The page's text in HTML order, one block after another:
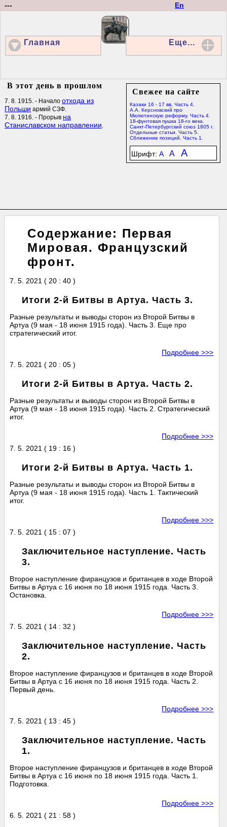
En
---
Главная Еще...
Свежее на сайте
Казаки 16 - 17 вв. Часть 4.
А.А. Керсновский про
Милютинскую реформу. Часть 4.
18-фунтовая пушка 18-го века.
Санкт-Петербургский союз 1805 г.
Отдельные статьи. Часть 5.
Сближение позиций. Часть 1.
Шрифт: A A A
В этот день в прошлом
7. 8. 1915. - Начало отхода из
Польши армий СЗФ.
7. 8. 1916. - Прорыв на
Станиславском направлении.
Содержание: Первая
Мировая. Французский
фронт.
7. 5. 2021 ( 20 : 40 )
Итоги 2-й Битвы в Артуа. Часть 3.
Разные результаты и выводы сторон из Второй Битвы в
Артуа (9 мая - 18 июня 1915 года). Часть 3. Еще про
стратегический итог.
Подробнее >>>
7. 5. 2021 ( 20 : 05 )
Итоги 2-й Битвы в Артуа. Часть 2.
Разные результаты и выводы сторон из Второй Битвы в
Артуа (9 мая - 18 июня 1915 года). Часть 2. Стратегический
итог.
Подробнее >>>
7. 5. 2021 ( 19 : 16 )
Итоги 2-й Битвы в Артуа. Часть 1.
Разные результаты и выводы сторон из Второй Битвы в
Артуа (9 мая - 18 июня 1915 года). Часть 1. Тактический
итог.
Подробнее >>>
7. 5. 2021 ( 15 : 07 )
Заключительное наступление. Часть
3.
Второе наступление фиранцузов и британцев в ходе Второй
Битвы в Артуа с 16 июня по 18 июня 1915 года. Часть 3.
Остановка.
Подробнее >>>
7. 5. 2021 ( 14 : 32 )
Заключительное наступление. Часть
2.
Второе наступление фиранцузов и британцев в ходе Второй
Битвы в Артуа с 16 июня по 18 июня 1915 года. Часть 2.
Первый день.
Подробнее >>>
7. 5. 2021 ( 13 : 45 )
Заключительное наступление. Часть
1.
Второе наступление фиранцузов и британцев в ходе Второй
Битвы в Артуа с 16 июня по 18 июня 1915 года. Часть 1.
Подготовка.
Подробнее >>>
6. 5. 2021 ( 21 : 58 )